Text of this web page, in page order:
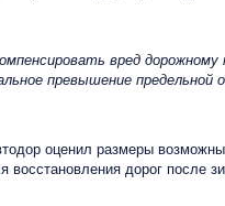
вред дорожному
превышение предельной
оценил размеры
восстановления дорог после